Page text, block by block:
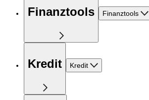
Finanztools Finanztools
Kredit Kredit